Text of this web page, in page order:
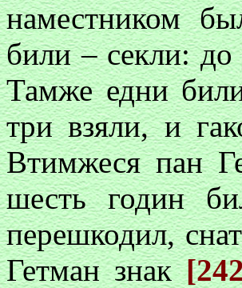
наместником
били – секли:
Тамже едни
три взяли, и
Втимжеся пан
шесть годин
перешкодил,
Гетман знак